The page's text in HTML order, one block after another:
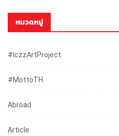
หมวดหมู่
#iczzArtProject
#mottoTH
Abroad
Article